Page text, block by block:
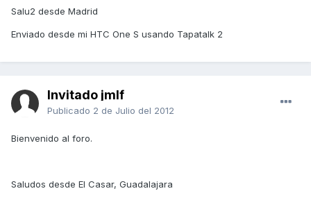
Salu2 desde Madrid
Enviado desde mi HTC One S usando Tapatalk 2
Invitado jmlf
Publicado 2 de Julio del 2012
Bienvenido al foro.
Saludos desde El Casar, Guadalajara